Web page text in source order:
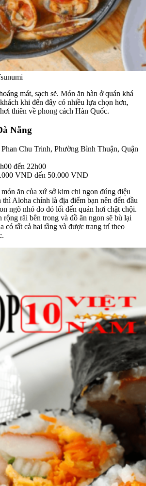
mát, sạch sẽ. Món ăn hàn ở quán khá
khi đến đây có nhiều lựa chọn hơn,
thiên về phong cách Hàn Quốc.
Nẵng
Chu Trinh, Phường Bình Thuận, Quận
đến 22h00
VNĐ đến 50.000 VNĐ
ăn của xứ sở kim chi ngon đúng điệu
Aloha chính là địa điểm bạn nên đến đầu
ngõ nhỏ do đó lối đến quán hơi chật chội.
rãi bên trong và đồ ăn ngon sẽ bù lại
có tất cả hai tầng và được trang trí theo